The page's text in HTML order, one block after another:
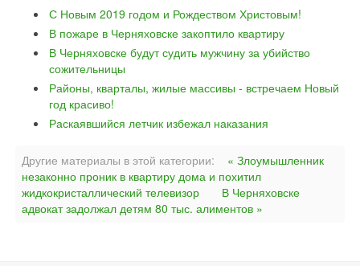
С Новым 2019 годом и Рождеством Христовым!
В пожаре в Черняховске закоптило квартиру
В Черняховске будут судить мужчину за убийство
сожительницы
Районы, кварталы, жилые массивы - встречаем Новый
год красиво!
Раскаявшийся летчик избежал наказания
Другие материалы в этой категории:
« Злоумышленник
незаконно проник в квартиру дома и похитил
жидкокристаллический телевизор
В Черняховске
адвокат задолжал детям 80 тыс. алиментов »